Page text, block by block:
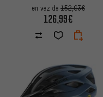
en vez de152,93€
126,99€